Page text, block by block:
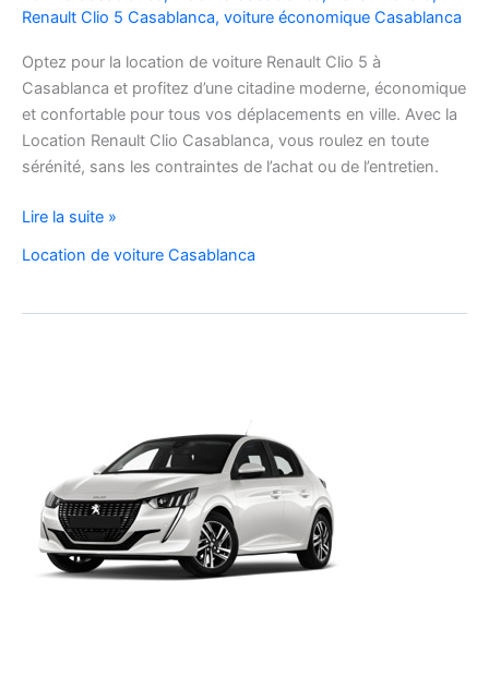
Renault Clio 5 Casablanca, voiture économique Casablanca
Optez pour la location de voiture Renault Clio 5 à
Casablanca et profitez d’une citadine moderne, économique
et confortable pour tous vos déplacements en ville. Avec la
Location Renault Clio Casablanca, vous roulez en toute
sérénité, sans les contraintes de l’achat ou de l’entretien.
Location
Voiture
Clio
Lire la suite »
Location de voiture Casablanca